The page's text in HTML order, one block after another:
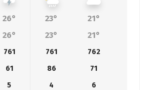
26° 23°
21°
26° 23° 21°
761 761
762
61 86
71
5 4
6